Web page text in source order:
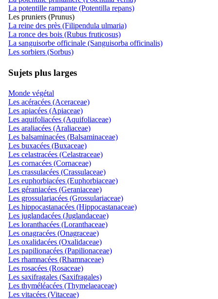
La potentille rampante (Potentilla repans)
Les pruniers (Prunus)
La reine des près (Filipendula ulmaria)
La ronce des bois (Rubus fruticosus)
La sanguisorbe officinale (Sanguisorba officinalis)
Les sorbiers (Sorbus)
Sujets plus larges
Monde végétal
Les acéracées (Aceraceae)
Les apiacées (Apiaceae)
Les aquifoliacées (Aquifoliaceae)
Les araliacées (Araliaceae)
Les balsaminacées (Balsaminaceae)
Les buxacées (Buxaceae)
Les celastracées (Celastraceae)
Les cornacées (Cornaceae)
Les crassulacées (Crassulaceae)
Les euphorbiacées (Euphorbiaceae)
Les géraniacées (Geraniaceae)
Les grossulariacées (Grossulariaceae)
Les hippocastanacées (Hippocastanaceae)
Les juglandacées (Juglandaceae)
Les loranthacées (Loranthaceae)
Les onagracées (Onagraceae)
Les oxalidacées (Oxalidaceae)
Les papilionacées (Papilionaceae)
Les rhamnacées (Rhamnaceae)
Les rosacées (Rosaceae)
Les saxifragales (Saxifragales)
Les thyméléacées (Thymelaeaceae)
Les vitacées (Vitaceae)